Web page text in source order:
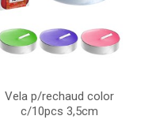
Vela p/rechaud color
c/10pcs 3,5cm